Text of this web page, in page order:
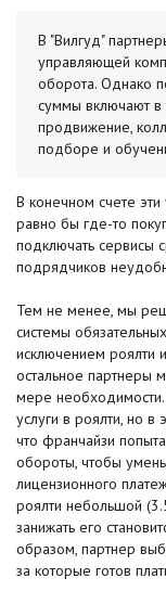
В "Вилгуд"
управляющей
оборота. Однако
суммы включают в
продвижение,
подборе и
В конечном счете эти
равно бы где-то
подключать сервисы
подрядчиков
Тем не менее, мы
системы
исключением роялти
остальное партнеры
мере
услуги в роялти, но в
что франчайзи
обороты, чтобы
лицензионного
роялти небольшой
занижать его
образом, партнер
за которые готов